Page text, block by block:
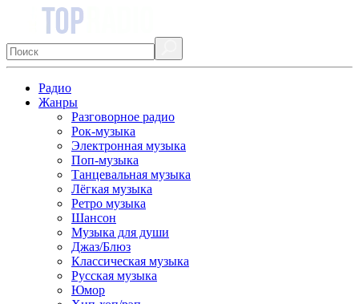
Радио
Жанры
Разговорное радио
Рок-музыка
Электронная музыка
Поп-музыка
Танцевальная музыка
Лёгкая музыка
Ретро музыка
Шансон
Музыка для души
Джаз/Блюз
Классическая музыка
Русская музыка
Юмор